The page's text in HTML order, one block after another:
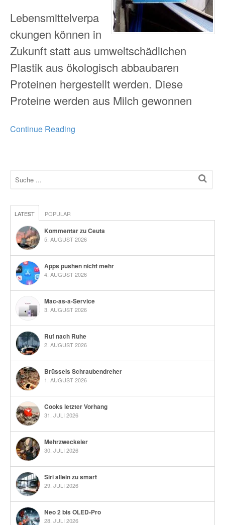
Lebensmittelverpa
ckungen können in
Zukunft statt aus umweltschädlichen
Plastik aus ökologisch abbaubaren
Proteinen hergestellt werden. Diese
Proteine werden aus Milch gewonnen
Continue Reading
LATEST POPULAR
Kommentar zu Ceuta
5. AUGUST 2026
Apps pushen nicht mehr
4. AUGUST 2026
Mac-as-a-Service
3. AUGUST 2026
Ruf nach Ruhe
2. AUGUST 2026
Brüssels Schraubendreher
1. AUGUST 2026
Cooks letzter Vorhang
31. JULI 2026
Mehrzweckeier
30. JULI 2026
Siri allein zu smart
29. JULI 2026
Neo 2 bis OLED-Pro
28. JULI 2026